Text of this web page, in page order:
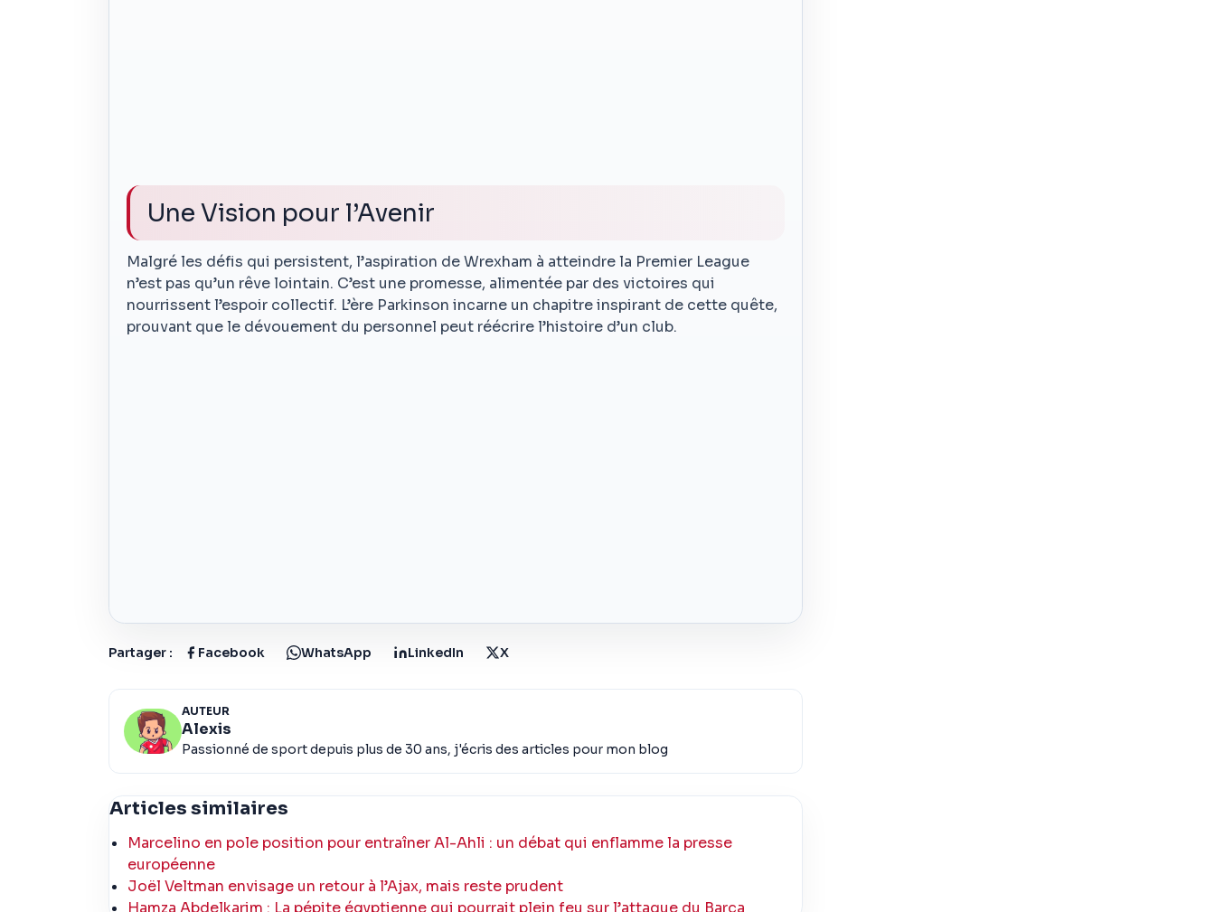
Une Vision pour l’Avenir
Malgré les défis qui persistent, l’aspiration de Wrexham à atteindre la Premier League
n’est pas qu’un rêve lointain. C’est une promesse, alimentée par des victoires qui
nourrissent l’espoir collectif. L’ère Parkinson incarne un chapitre inspirant de cette quête,
prouvant que le dévouement du personnel peut réécrire l’histoire d’un club.
Partager : Facebook WhatsApp LinkedIn X
AUTEUR
Alexis
Passionné de sport depuis plus de 30 ans, j'écris des articles pour mon blog
Articles similaires
Marcelino en pole position pour entraîner Al-Ahli : un débat qui enflamme la presse
européenne
Joël Veltman envisage un retour à l’Ajax, mais reste prudent
Hamza Abdelkarim : La pépite égyptienne qui pourrait plein feu sur l’attaque du Barça